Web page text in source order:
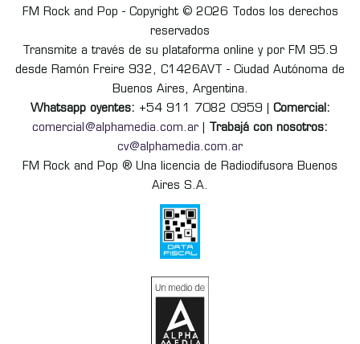
FM Rock and Pop - Copyright © 2026 Todos los derechos
reservados
Transmite a través de su plataforma online y por FM 95.9
desde Ramón Freire 932, C1426AVT - Ciudad Autónoma de
Buenos Aires, Argentina.
Whatsapp oyentes: +54 911 7082 0959 | Comercial:
comercial@alphamedia.com.ar
Trabajá con nosotros:
cv@alphamedia.com.ar
FM Rock and Pop ® Una licencia de Radiodifusora Buenos
Aires S.A.